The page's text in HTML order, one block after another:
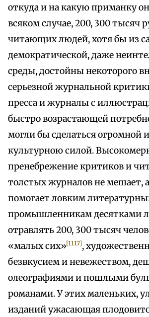
откуда и на какую приманку
всяком случае, 200, 300 тысяч
читающих людей, хотя бы из
демократической, даже
среды, достойны некоторого
серьезной журнальной
пресса и журналы с
быстро возрастающей
могли бы сделаться огромной
культурною силой.
пренебрежение критиков и
толстых журналов не мешает,
помогает ловким
промышленникам десятками
отравлять 200, 300 тысяч
«малых сих»[1117],
безвкусием и невежеством,
олеографиями и пошлыми
романами. У этих маленьких,
изданий ужасающая